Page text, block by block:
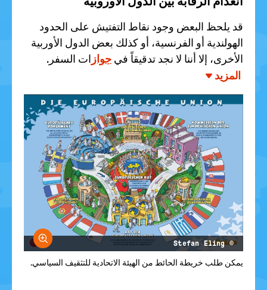
قد يلحظ البعض وجود نقاط التفتيش على الحدود
الهولندية أو الفرنسية، أو كذلك بعض الدول الأوربية
الأخرى، إلا أننا لا نجد تدقيقاً في جواز ات السفر.
المزيد
© Stefan Eling
يمكن طلب خريطة الحائط من الهيئة الاتحادية للتثقيف السياسي.